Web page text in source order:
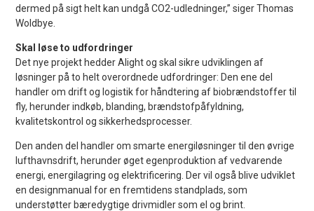
dermed på sigt helt kan undgå CO2-udledninger,” siger Thomas
Woldbye.
Skal løse to udfordringer
Det nye projekt hedder Alight og skal sikre udviklingen af
løsninger på to helt overordnede udfordringer: Den ene del
handler om drift og logistik for håndtering af biobrændstoffer til
fly, herunder indkøb, blanding, brændstofpåfyldning,
kvalitetskontrol og sikkerhedsprocesser.
Den anden del handler om smarte energiløsninger til den øvrige
lufthavnsdrift, herunder øget egenproduktion af vedvarende
energi, energilagring og elektrificering. Der vil også blive udviklet
en designmanual for en fremtidens standplads, som
understøtter bæredygtige drivmidler som el og brint.